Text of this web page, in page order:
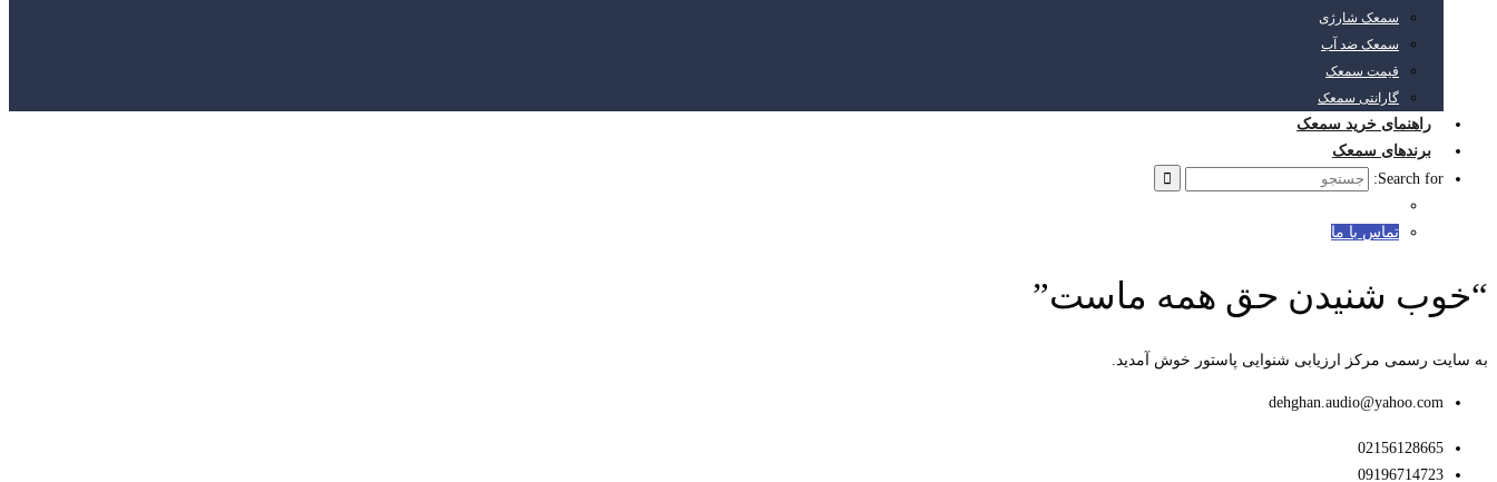
سمعک شارژی
سمعک ضد آب
قیمت سمعک
گارانتی سمعک
راهنمای خرید سمعک
برندهای سمعک
Search for:
تماس با ما
“خوب شنیدن حق همه ماست”
به سایت رسمی مرکز ارزیابی شنوایی پاستور خوش آمدید.
dehghan.audio@yahoo.com
02156128665
09196714723